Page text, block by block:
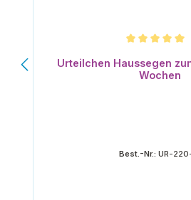
Urteilchen Haussegen
Wochen
Best.-Nr.: UR-